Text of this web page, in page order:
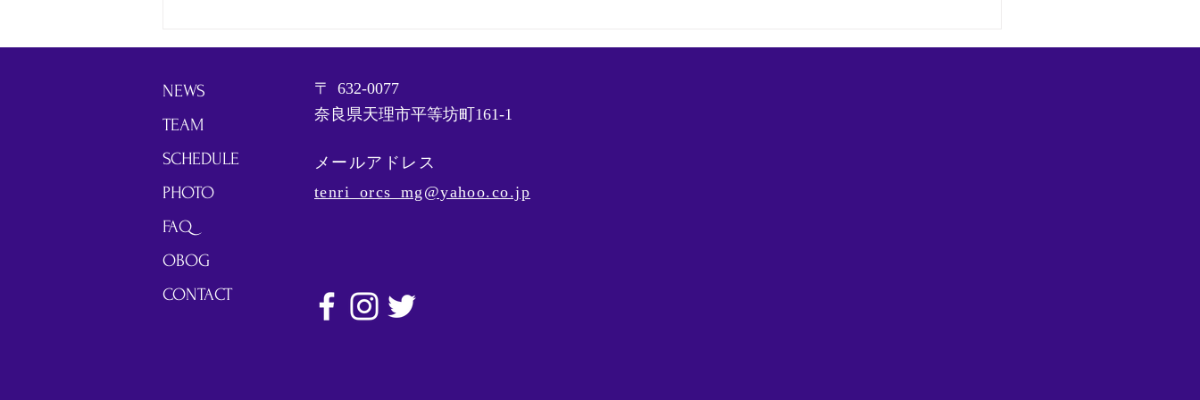
NEWS
TEAM
SCHEDULE
PHOTO
FAQ
OBOG
CONTACT
〒 632-0077
奈良県天理市平等坊町161-1
メールアドレス
tenri_orcs_mg@yahoo.co.jp